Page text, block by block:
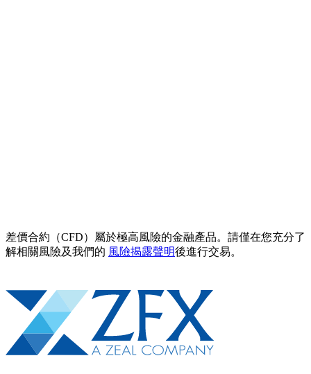
差價合約（CFD）屬於極高風險的金融產品。請僅在您充分了
解相關風險及我們的 風險揭露聲明後進行交易。